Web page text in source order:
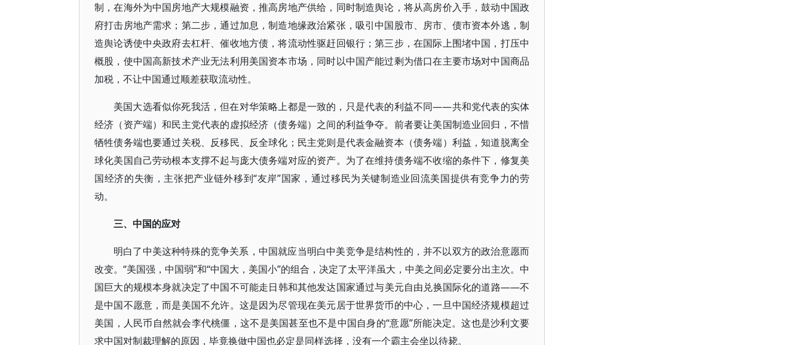
制，在海外为中国房地产大规模融资，推高房地产供给，同时制造舆论，将从高房价入手，鼓动中国政
府打击房地产需求；第二步，通过加息，制造地缘政治紧张，吸引中国股市、房市、债市资本外逃，制
造舆论诱使中央政府去杠杆、催收地方债，将流动性驱赶回银行；第三步，在国际上围堵中国，打压中
概股，使中国高新技术产业无法利用美国资本市场，同时以中国产能过剩为借口在主要市场对中国商品
加税，不让中国通过顺差获取流动性。
美国大选看似你死我活，但在对华策略上都是一致的，只是代表的利益不同——共和党代表的实体
经济（资产端）和民主党代表的虚拟经济（债务端）之间的利益争夺。前者要让美国制造业回归，不惜
牺牲债务端也要通过关税、反移民、反全球化；民主党则是代表金融资本（债务端）利益，知道脱离全
球化美国自己劳动根本支撑不起与庞大债务端对应的资产。为了在维持债务端不收缩的条件下，修复美
国经济的失衡，主张把产业链外移到“友岸”国家，通过移民为关键制造业回流美国提供有竞争力的劳
动。
三、中国的应对
明白了中美这种特殊的竞争关系，中国就应当明白中美竞争是结构性的，并不以双方的政治意愿而
改变。“美国强，中国弱”和“中国大，美国小”的组合，决定了太平洋虽大，中美之间必定要分出主次。中
国巨大的规模本身就决定了中国不可能走日韩和其他发达国家通过与美元自由兑换国际化的道路——不
是中国不愿意，而是美国不允许。这是因为尽管现在美元居于世界货币的中心，一旦中国经济规模超过
美国，人民币自然就会李代桃僵，这不是美国甚至也不是中国自身的“意愿”所能决定。这也是沙利文要
求中国对制裁理解的原因，毕竟换做中国也必定是同样选择，没有一个霸主会坐以待毙。